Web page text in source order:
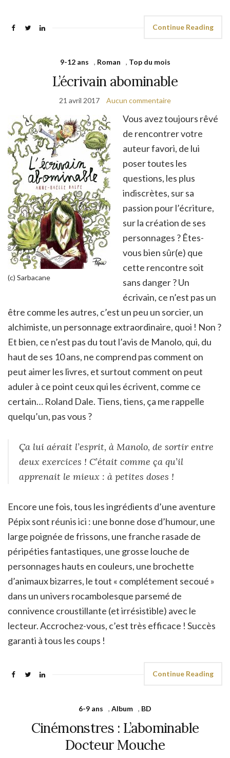
Continue Reading
9-12 ans , Roman , Top du mois
L’écrivain abominable
21 avril 2017 Aucun commentaire
(c) Sarbacane
Vous avez toujours rêvé
de rencontrer votre
auteur favori, de lui
poser toutes les
questions, les plus
indiscrètes, sur sa
passion pour l’écriture,
sur la création de ses
personnages ? Êtes-
vous bien sûr(e) que
cette rencontre soit
sans danger ? Un
écrivain, ce n’est pas un
être comme les autres, c’est un peu un sorcier, un
alchimiste, un personnage extraordinaire, quoi ! Non ?
Et bien, ce n’est pas du tout l’avis de Manolo, qui, du
haut de ses 10 ans, ne comprend pas comment on
peut aimer les livres, et surtout comment on peut
aduler à ce point ceux qui les écrivent, comme ce
certain… Roland Dale. Tiens, tiens, ça me rappelle
quelqu’un, pas vous ?
Ça lui aérait l’esprit, à Manolo, de sortir entre
deux exercices ! C’était comme ça qu’il
apprenait le mieux : à petites doses !
Encore une fois, tous les ingrédients d’une aventure
Pépix sont réunis ici : une bonne dose d’humour, une
large poignée de frissons, une franche rasade de
péripéties fantastiques, une grosse louche de
personnages hauts en couleurs, une brochette
d’animaux bizarres, le tout « complétement secoué »
dans un univers rocambolesque parsemé de
connivence croustillante (et irrésistible) avec le
lecteur. Accrochez-vous, c’est très efficace ! Succès
garanti à tous les coups !
Continue Reading
6-9 ans , Album , BD
Cinémonstres : L’abominable
Docteur Mouche